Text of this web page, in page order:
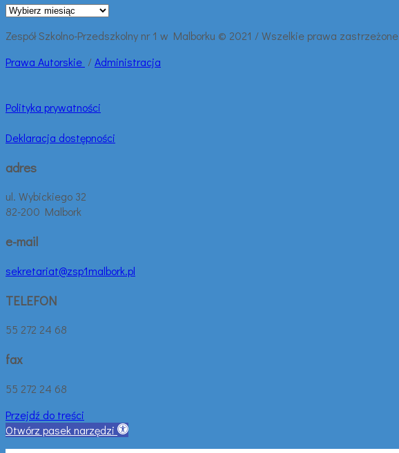
Archiwalne
Zespół Szkolno-Przedszkolny nr 1 w Malborku © 2021 / Wszelkie prawa zastrzeżone
Prawa Autorskie /Administracja
Polityka prywatności
Deklaracja dostępności
adres
ul. Wybickiego 32
82-200 Malbork
e-mail
sekretariat@zsp1malbork.pl
TELEFON
55 272 24 68
fax
55 272 24 68
Przejdź do treści
Otwórz pasek narzędzi